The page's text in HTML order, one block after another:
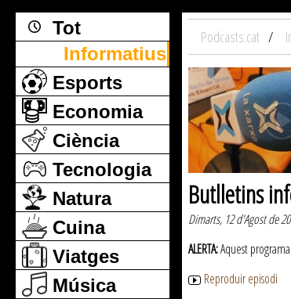
Tot
Informatius
Esports
Economia
Ciència
Tecnologia
Natura
Cuina
Viatges
Música
Podcasts.cat
Butlletins
Dimarts, 12 d'Agost de
ALERTA:Aquest
Reproduir episodi